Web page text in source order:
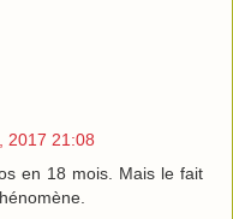
2017 21:08
en 18 mois. Mais le fait